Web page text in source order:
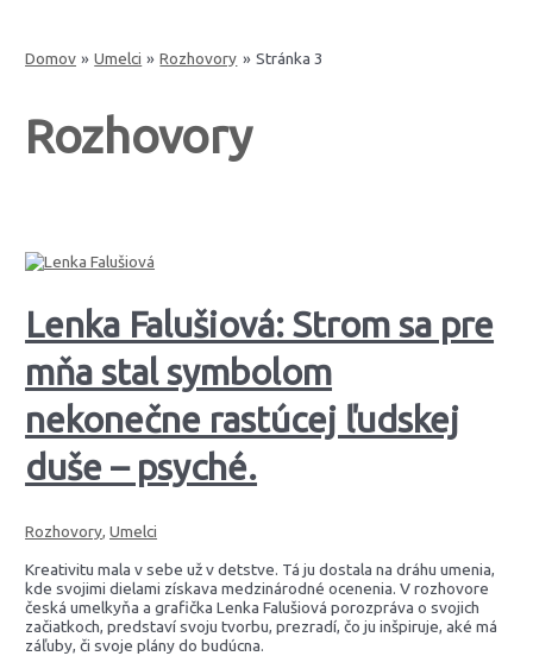
Domov Umelci Rozhovory Stránka 3
Rozhovory
Lenka Falušiová: Strom sa pre
mňa stal symbolom
nekonečne rastúcej ľudskej
duše – psyché.
Rozhovory,Umelci
Kreativitu mala v sebe už v detstve. Tá ju dostala na dráhu umenia,
kde svojimi dielami získava medzinárodné ocenenia. V rozhovore
česká umelkyňa a grafička Lenka Falušiová porozpráva o svojich
začiatkoch, predstaví svoju tvorbu, prezradí, čo ju inšpiruje, aké má
záľuby, či svoje plány do budúcna.